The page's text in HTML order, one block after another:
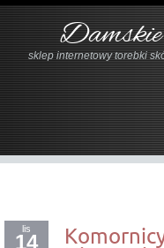
Damskie
sklep internetowy torebki
lis
14